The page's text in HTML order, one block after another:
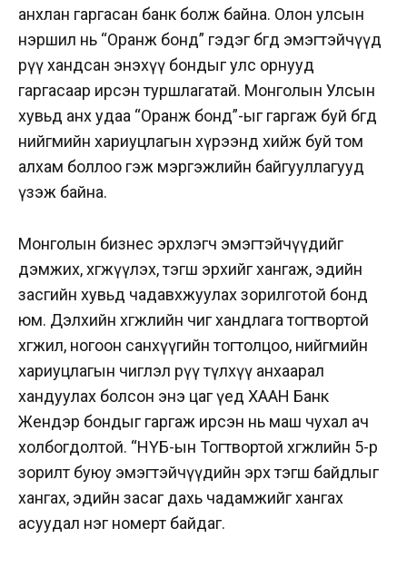
анхлан гаргасан банк болж байна. Олон улсын
нэршил нь “Оранж бонд” гэдэг бөгөөд эмэгтэйчүүд
рүү хандсан энэхүү бондыг улс орнууд
гаргасаар ирсэн туршлагатай. Монголын Улсын
хувьд анх удаа “Оранж бонд”-ыг гаргаж буй бөгөөд
нийгмийн хариуцлагын хүрээнд хийж буй том
алхам боллоо гэж мэргэжлийн байгууллагууд
үзэж байна.
Монголын бизнес эрхлэгч эмэгтэйчүүдийг
дэмжих, хөгжүүлэх, тэгш эрхийг хангаж, эдийн
засгийн хувьд чадавхжуулах зорилготой бонд
юм. Дэлхийн хөгжлийн чиг хандлага тогтвортой
хөгжил, ногоон санхүүгийн тогтолцоо, нийгмийн
хариуцлагын чиглэл рүү түлхүү анхаарал
хандуулах болсон энэ цаг үед ХААН Банк
Жендэр бондыг гаргаж ирсэн нь маш чухал ач
холбогдолтой. “НҮБ-ын Тогтвортой хөгжлийн 5-р
зорилт буюу эмэгтэйчүүдийн эрх тэгш байдлыг
хангах, эдийн засаг дахь чадамжийг хангах
асуудал нэг номерт байдаг.